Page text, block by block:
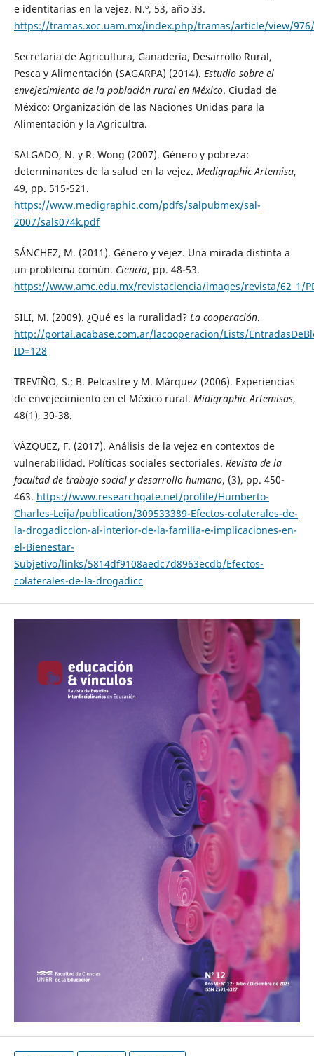
e identitarias en la vejez. N.º, 53, año 33.
https://tramas.xoc.uam.mx/index.php/tramas/article/view/
Secretaría de Agricultura, Ganadería, Desarrollo Rural,
Pesca y Alimentación (SAGARPA) (2014). Estudio sobre el
envejecimiento de la población rural en México. Ciudad de
México: Organización de las Naciones Unidas para la
Alimentación y la Agricultra.
SALGADO, N. y R. Wong (2007). Género y pobreza:
determinantes de la salud en la vejez. Medigraphic Artemisa,
49, pp. 515-521.
https://www.medigraphic.com/pdfs/salpubmex/sal-
2007/sals074k.pdf
SÁNCHEZ, M. (2011). Género y vejez. Una mirada distinta a
un problema común. Ciencia, pp. 48-53.
https://www.amc.edu.mx/revistaciencia/images/revista/62_1/
SILI, M. (2009). ¿Qué es la ruralidad? La cooperación.
http://portal.acabase.com.ar/lacooperacion/Lists/
ID=128
TREVIÑO, S.; B. Pelcastre y M. Márquez (2006). Experiencias
de envejecimiento en el México rural. Midigraphic Artemisas,
48(1), 30-38.
VÁZQUEZ, F. (2017). Análisis de la vejez en contextos de
vulnerabilidad. Políticas sociales sectoriales. Revista de la
facultad de trabajo social y desarrollo humano, (3), pp. 450-
463. https://www.researchgate.net/profile/Humberto-
Charles-Leija/publication/309533389-Efectos-colaterales-de-
la-drogadiccion-al-interior-de-la-familia-e-implicaciones-en-
el-Bienestar-
Subjetivo/links/5814df9108aedc7d8963ecdb/Efectos-
colaterales-de-la-drogadicc